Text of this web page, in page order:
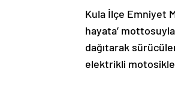
Kula İlçe Emniyet
hayata’
dağıtarak
elektrikli